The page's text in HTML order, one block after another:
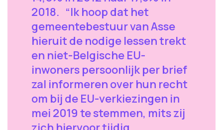
2018. “Ik hoop dat het
gemeentebestuur van Asse
hieruit de nodige lessen trekt
en niet-Belgische EU-
inwoners persoonlijk per brief
zal informeren over hun recht
om bij de EU-verkiezingen in
mei 2019 te stemmen, mits zij